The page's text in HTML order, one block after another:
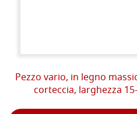
Pezzo vario, in legno
corteccia, larghezza